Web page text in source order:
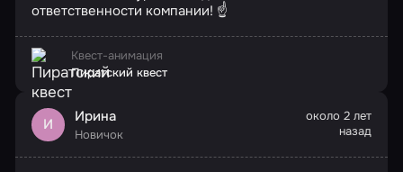
ответственности компании! ☝
Квест-анимация
Пиратский квест
И Ирина
Новичок
около 2 лет
назад